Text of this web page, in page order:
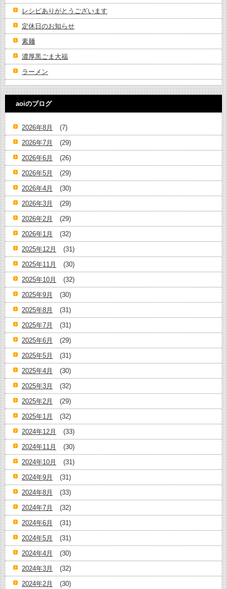
レシピありがとうございます
定休日のお知らせ
素麺
濃厚黒ごま大福
ラーメン
aoiのブログ
2026年8月
(7)
2026年7月
(29)
2026年6月
(26)
2026年5月
(29)
2026年4月
(30)
2026年3月
(29)
2026年2月
(29)
2026年1月
(32)
2025年12月
(31)
2025年11月
(30)
2025年10月
(32)
2025年9月
(30)
2025年8月
(31)
2025年7月
(31)
2025年6月
(29)
2025年5月
(31)
2025年4月
(30)
2025年3月
(32)
2025年2月
(29)
2025年1月
(32)
2024年12月
(33)
2024年11月
(30)
2024年10月
(31)
2024年9月
(31)
2024年8月
(33)
2024年7月
(32)
2024年6月
(31)
2024年5月
(31)
2024年4月
(30)
2024年3月
(32)
2024年2月
(30)